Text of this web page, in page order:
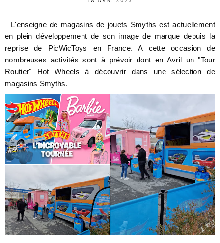
L'enseigne de magasins de jouets Smyths est actuellement
en plein développement de son image de marque depuis la
reprise de PicWicToys en France. A cette occasion de
nombreuses activités sont à prévoir dont en Avril un "Tour
Routier" Hot Wheels à découvrir dans une sélection de
magasins Smyths.